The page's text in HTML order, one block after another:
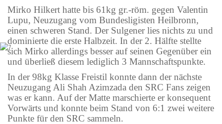
Mirko Hilkert hatte bis 61kg gr.-röm. gegen Valentin
Lupu, Neuzugang vom Bundesligisten Heilbronn,
einen schweren Stand. Der Sulgener lies nichts zu und
dominierte die erste Halbzeit. In der 2. Hälfte stellte
sich Mirko allerdings besser auf seinen Gegenüber ein
und überließ diesem lediglich 3 Mannschaftspunkte.
In der 98kg Klasse Freistil konnte dann der nächste
Neuzugang Ali Shah Azimzada den SRC Fans zeigen
was er kann. Auf der Matte marschierte er konsequent
Vorwärts und konnte beim Stand von 6:1 zwei weitere
Punkte für den SRC sammeln.